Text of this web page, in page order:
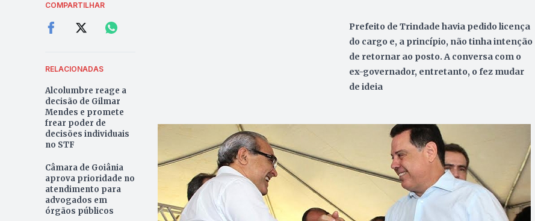
COMPARTILHAR
RELACIONADAS
Alcolumbre reage a
decisão de Gilmar
Mendes e promete
frear poder de
decisões individuais
no STF
Câmara de Goiânia
aprova prioridade no
atendimento para
advogados em
órgãos públicos
Prefeito de Trindade havia pedido licença
do cargo e, a princípio, não tinha intenção
de retornar ao posto. A conversa com o
ex-governador, entretanto, o fez mudar
de ideia